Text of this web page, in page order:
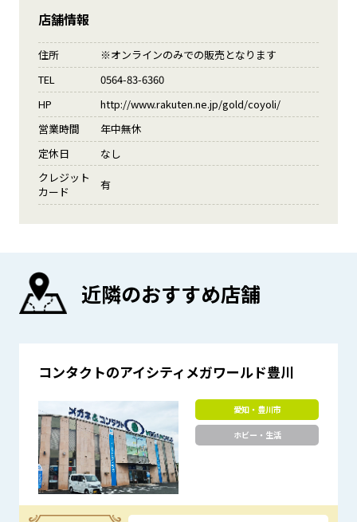
店舗情報
住所
※オンラインのみでの販売となります
TEL
0564-83-6360
HP
http://www.rakuten.ne.jp/gold/coyoli/
営業時間
年中無休
定休日
なし
クレジット
カード
有
近隣のおすすめ店舗
コンタクトのアイシティメガワールド豊川
愛知・豊川市
ホビー・生活